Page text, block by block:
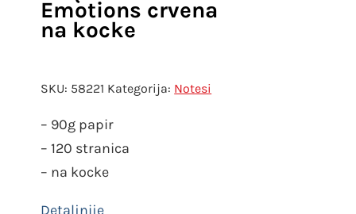
Emotions crvena
na kocke
SKU: 58221 Kategorija: Notesi
– 90g papir
– 120 stranica
– na kocke